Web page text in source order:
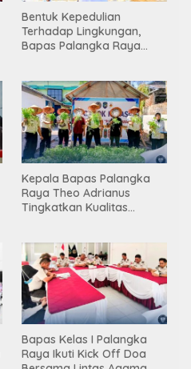
Bentuk Kepedulian
Terhadap Lingkungan,
Bapas Palangka Raya
ke-81
Kepala Bapas Palangka
Raya Theo Adrianus
Tingkatkan Kualitas
Pemasyarakatan
Bapas Kelas I Palangka
Raya Ikuti Kick Off Doa